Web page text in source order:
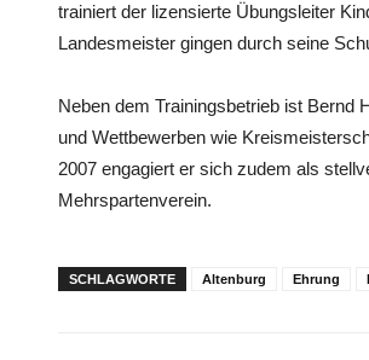
trainiert der lizensierte Übungsleiter
Landesmeister gingen durch seine
Neben dem Trainingsbetrieb ist Bernd
und Wettbewerben wie
2007 engagiert er sich zudem als
Mehrspartenverein.
SCHLAGWORTE Altenburg Ehrung